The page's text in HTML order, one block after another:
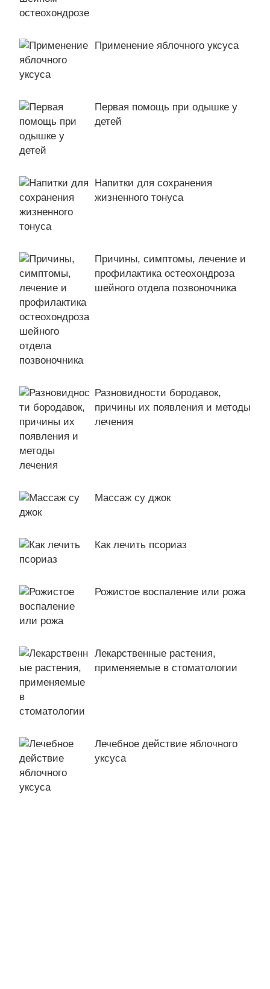
Применение яблочного уксуса
Первая помощь при одышке у
детей
Напитки для сохранения
жизненного тонуса
Причины, симптомы, лечение и
профилактика остеохондроза
шейного отдела позвоночника
Разновидности бородавок,
причины их появления и методы
лечения
Массаж су джок
Как лечить псориаз
Рожистое воспаление или рожа
Лекарственные растения,
применяемые в стоматологии
Лечебное действие яблочного
уксуса